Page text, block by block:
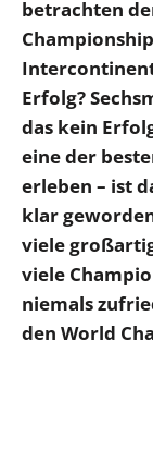
betrachten
Erfolg?
das kein
eine der
erleben – ist
klar
viele
viele
niemals
den World